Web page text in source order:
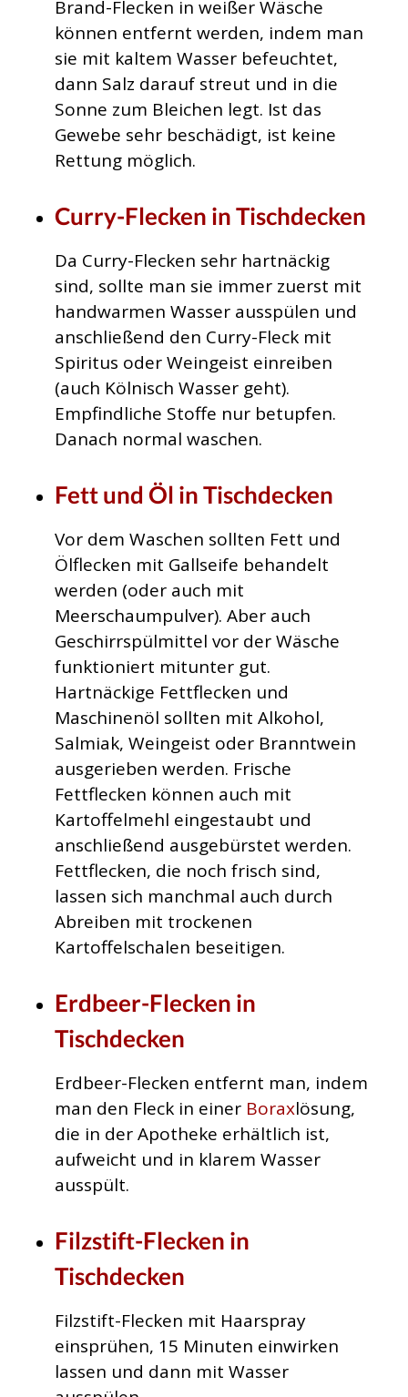
Brand-Flecken in weißer Wäsche
können entfernt werden, indem man
sie mit kaltem Wasser befeuchtet,
dann Salz darauf streut und in die
Sonne zum Bleichen legt. Ist das
Gewebe sehr beschädigt, ist keine
Rettung möglich.
Curry-Flecken in Tischdecken
Da Curry-Flecken sehr hartnäckig
sind, sollte man sie immer zuerst mit
handwarmen Wasser ausspülen und
anschließend den Curry-Fleck mit
Spiritus oder Weingeist einreiben
(auch Kölnisch Wasser geht).
Empfindliche Stoffe nur betupfen.
Danach normal waschen.
Fett und Öl in Tischdecken
Vor dem Waschen sollten Fett und
Ölflecken mit Gallseife behandelt
werden (oder auch mit
Meerschaumpulver). Aber auch
Geschirrspülmittel vor der Wäsche
funktioniert mitunter gut.
Hartnäckige Fettflecken und
Maschinenöl sollten mit Alkohol,
Salmiak, Weingeist oder Branntwein
ausgerieben werden. Frische
Fettflecken können auch mit
Kartoffelmehl eingestaubt und
anschließend ausgebürstet werden.
Fettflecken, die noch frisch sind,
lassen sich manchmal auch durch
Abreiben mit trockenen
Kartoffelschalen beseitigen.
Erdbeer-Flecken in
Tischdecken
Erdbeer-Flecken entfernt man, indem
man den Fleck in einer Boraxlösung,
die in der Apotheke erhältlich ist,
aufweicht und in klarem Wasser
ausspült.
Filzstift-Flecken in
Tischdecken
Filzstift-Flecken mit Haarspray
einsprühen, 15 Minuten einwirken
lassen und dann mit Wasser